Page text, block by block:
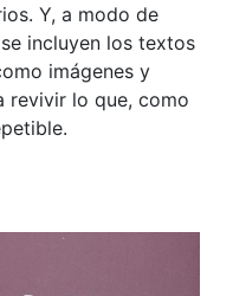
Y, a modo de
incluyen los textos
imágenes y
revivir lo que, como